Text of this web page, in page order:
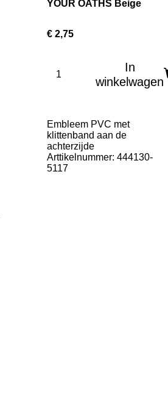
YOUR OATHS Beige
€ 2,75
In
winkelwagen
Embleem PVC met
klittenband aan de
achterzijde
Arttikelnummer: 444130-
5117